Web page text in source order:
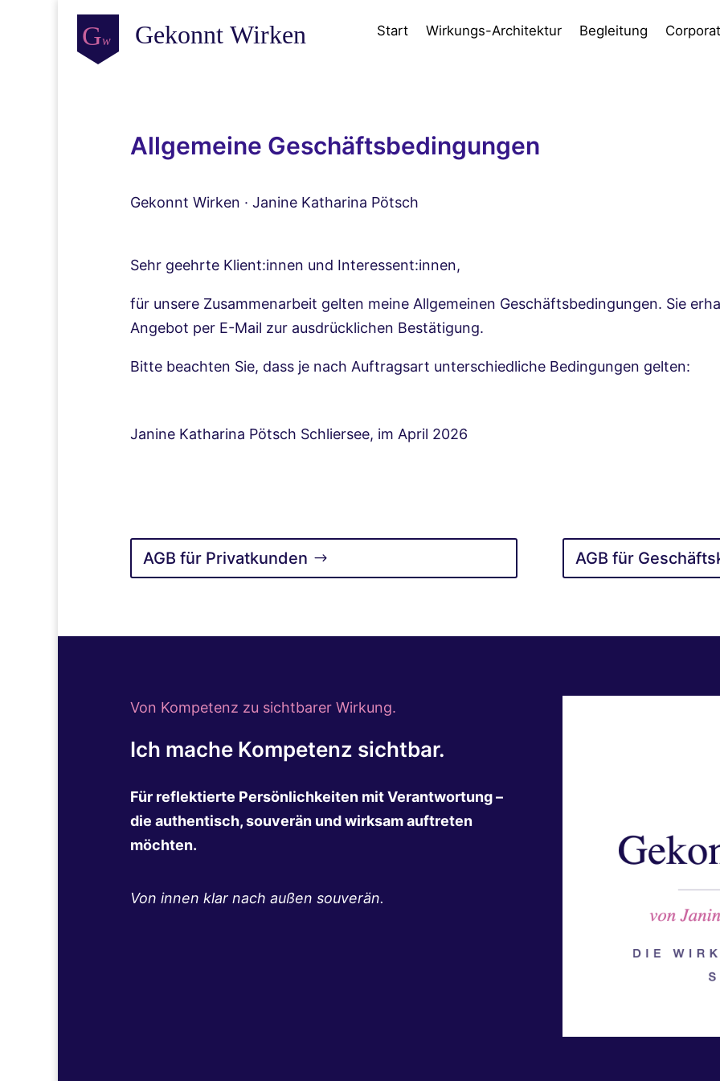
Start Wirkungs-Architektur Begleitung
Allgemeine Geschäftsbedingungen
Gekonnt Wirken · Janine Katharina Pötsch
Sehr geehrte Klient:innen und Interessent:innen,
für unsere Zusammenarbeit gelten meine Allgemeinen Geschäftsbedingungen. Sie
Angebot per E-Mail zur ausdrücklichen Bestätigung.
Bitte beachten Sie, dass je nach Auftragsart unterschiedliche Bedingungen gelten:
Janine Katharina Pötsch Schliersee, im April 2026
AGB für Privatkunden AGB für
Von Kompetenz zu sichtbarer Wirkung.
Ich mache Kompetenz sichtbar.
Für reflektierte Persönlichkeiten mit Verantwortung –
die authentisch, souverän und wirksam auftreten
möchten.
Von innen klar nach außen souverän.